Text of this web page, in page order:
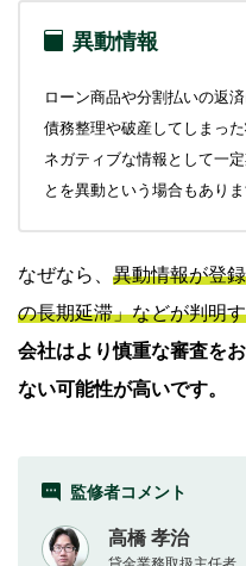
異動情報
ローン商品や分割払いの返
債務整理や破産してしまっ
ネガティブな情報として一
とを異動という場合もありま
なぜなら、 異動情報が登
の長期延滞」などが判明
会社はより慎重な審査を
ない可能性が高いです。
監修者コメント
高橋 孝治